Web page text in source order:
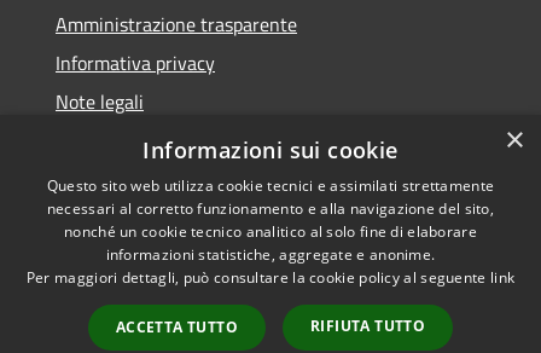
Amministrazione trasparente
Informativa privacy
Note legali
Dichiarazione di accessibilità
Accessibilità
Copyright © 2026 • Comune di
Roncobello • Powered by
Municipium•
Accesso
×
Informazioni sui cookie
Questo sito web utilizza cookie tecnici e assimilati strettamente
necessari al corretto funzionamento e alla navigazione del sito,
nonché un cookie tecnico analitico al solo fine di elaborare
informazioni statistiche, aggregate e anonime.
Per maggiori dettagli, può consultare la cookie policy al seguente link
ACCETTA TUTTO RIFIUTA TUTTO